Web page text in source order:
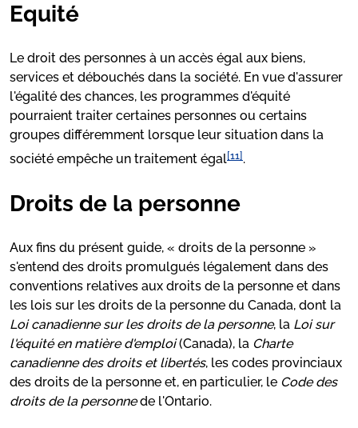
Equité
Le droit des personnes à un accès égal aux biens,
services et débouchés dans la société. En vue d'assurer
l'égalité des chances, les programmes d'équité
pourraient traiter certaines personnes ou certains
groupes différemment lorsque leur situation dans la
société empêche un traitement égal[11].
Droits de la personne
Aux fins du présent guide, « droits de la personne »
s'entend des droits promulgués légalement dans des
conventions relatives aux droits de la personne et dans
les lois sur les droits de la personne du Canada, dont la
Loi canadienne sur les droits de la personne, la Loi sur
l'équité en matière d'emploi(Canada), la Charte
canadienne des droits et libertés, les codes provinciaux
des droits de la personne et, en particulier, le Code des
droits de la personnede l'Ontario.